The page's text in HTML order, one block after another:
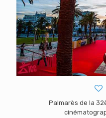
Palmarès de la